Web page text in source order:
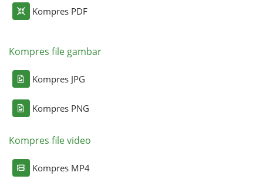
Kompres PDF
Kompres file gambar
Kompres JPG
Kompres PNG
Kompres file video
Kompres MP4